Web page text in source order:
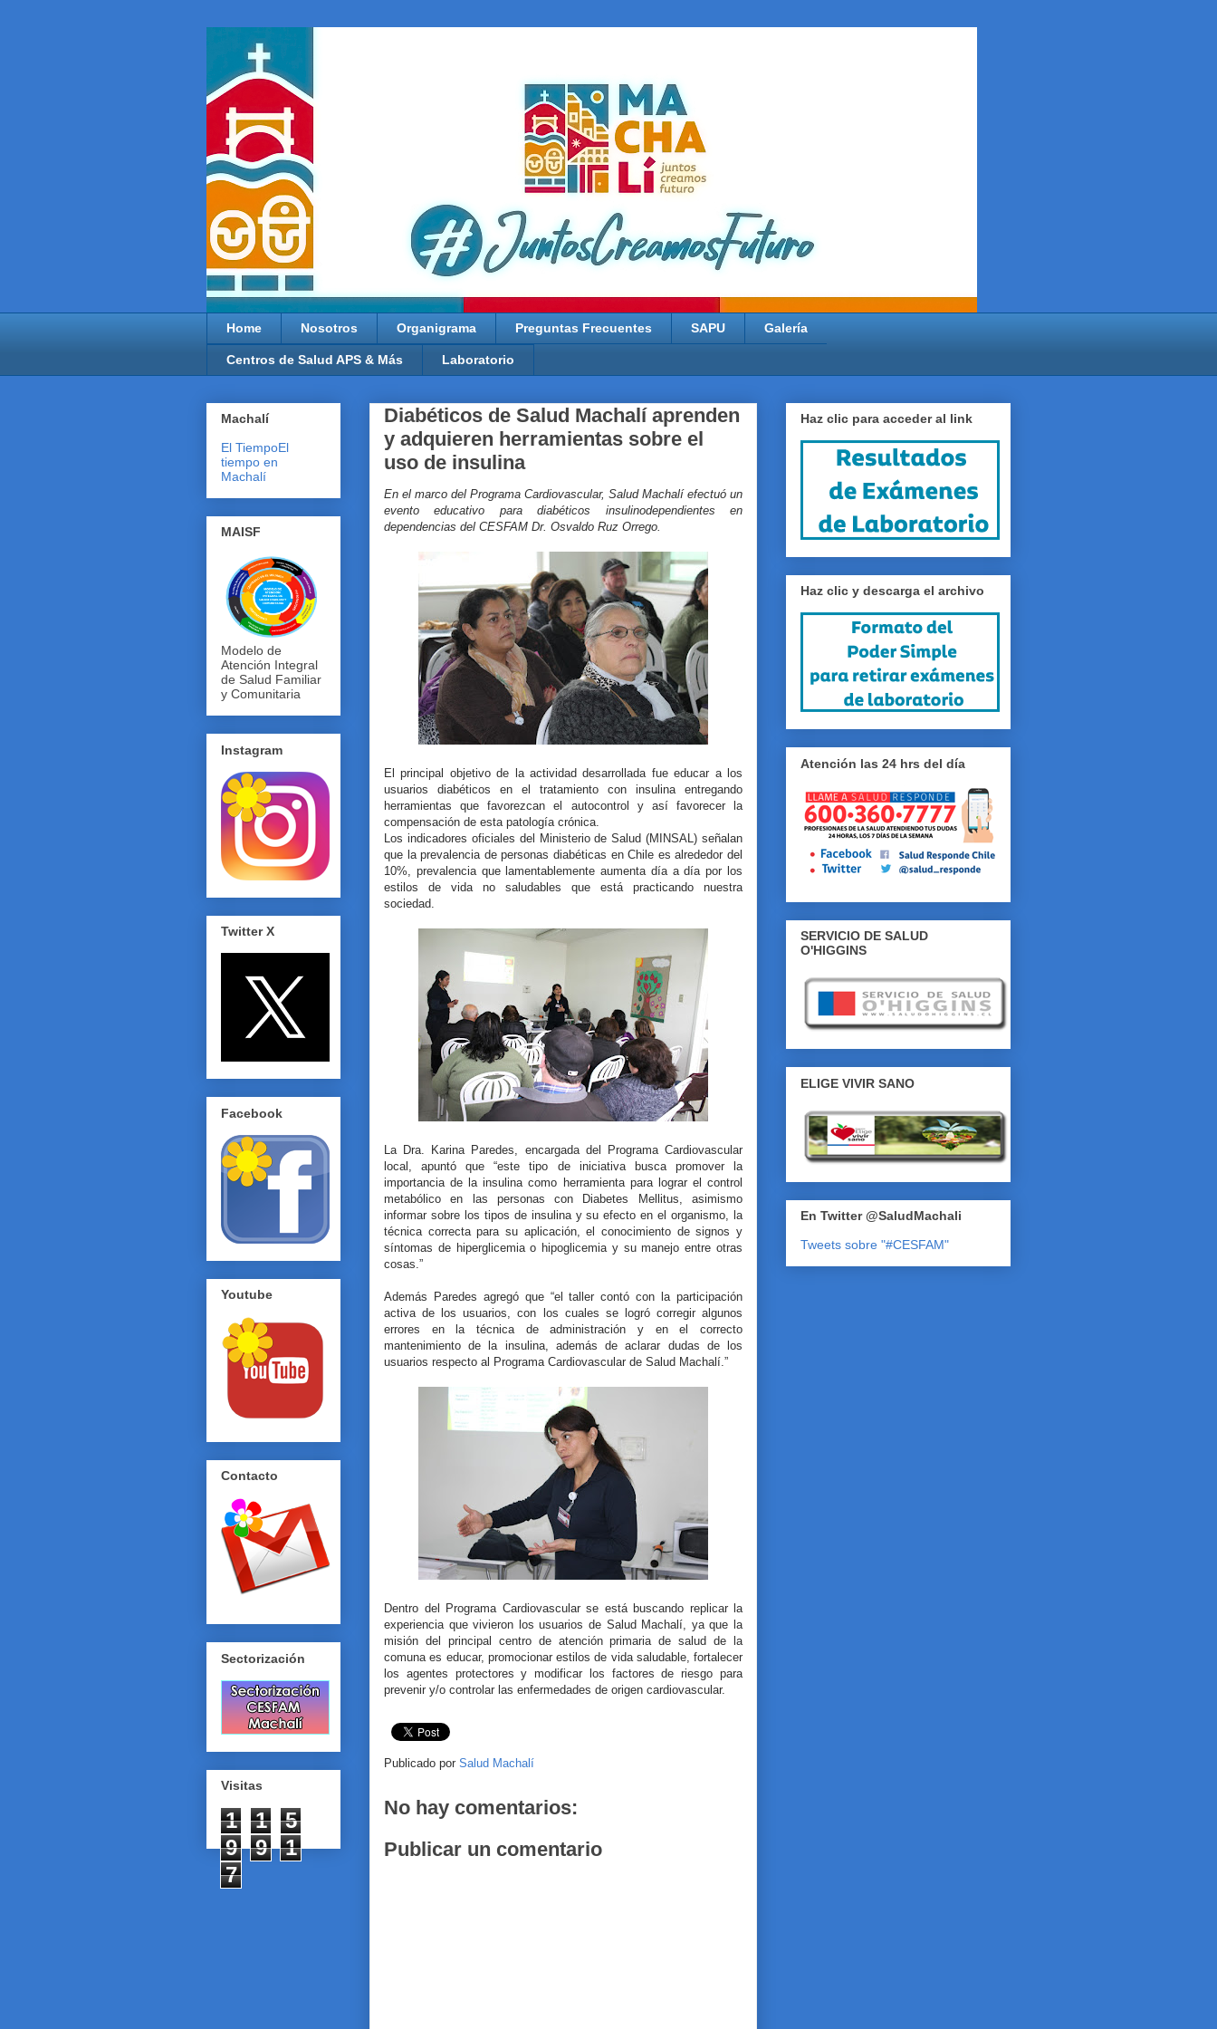
Home Nosotros Organigrama Preguntas Frecuentes SAPU Galería
Centros de Salud APS & Más Laboratorio
Diabéticos de Salud Machalí aprenden
y adquieren herramientas sobre el
uso de insulina
En el marco del Programa Cardiovascular, Salud Machalí efectuó un
evento educativo para diabéticos insulinodependientes en
dependencias del CESFAM Dr. Osvaldo Ruz Orrego.
El principal objetivo de la actividad desarrollada fue educar a los
usuarios diabéticos en el tratamiento con insulina entregando
herramientas que favorezcan el autocontrol y así favorecer la
compensación de esta patología crónica.
Los indicadores oficiales del Ministerio de Salud (MINSAL) señalan
que la prevalencia de personas diabéticas en Chile es alrededor del
10%, prevalencia que lamentablemente aumenta día a día por los
estilos de vida no saludables que está practicando nuestra
sociedad.
La Dra. Karina Paredes, encargada del Programa Cardiovascular
local, apuntó que “este tipo de iniciativa busca promover la
importancia de la insulina como herramienta para lograr el control
metabólico en las personas con Diabetes Mellitus, asimismo
informar sobre los tipos de insulina y su efecto en el organismo, la
técnica correcta para su aplicación, el conocimiento de signos y
síntomas de hiperglicemia o hipoglicemia y su manejo entre otras
cosas.”
Además Paredes agregó que “el taller contó con la participación
activa de los usuarios, con los cuales se logró corregir algunos
errores en la técnica de administración y en el correcto
mantenimiento de la insulina, además de aclarar dudas de los
usuarios respecto al Programa Cardiovascular de Salud Machalí.”
Dentro del Programa Cardiovascular se está buscando replicar la
experiencia que vivieron los usuarios de Salud Machalí, ya que la
misión del principal centro de atención primaria de salud de la
comuna es educar, promocionar estilos de vida saludable, fortalecer
los agentes protectores y modificar los factores de riesgo para
prevenir y/o controlar las enfermedades de origen cardiovascular.
Publicado por Salud Machalí
No hay comentarios:
Publicar un comentario
Machalí
El TiempoEl
tiempo en
Machalí
MAISF
Modelo de
Atención Integral
de Salud Familiar
y Comunitaria
Instagram
Twitter X
Facebook
Youtube
Contacto
Sectorización
Visitas
1 1
5
9
9
1
7
Haz clic para acceder al link
Haz clic y descarga el archivo
Atención las 24 hrs del día
SERVICIO DE SALUD
O'HIGGINS
ELIGE VIVIR SANO
En Twitter @SaludMachali
Tweets sobre "#CESFAM"